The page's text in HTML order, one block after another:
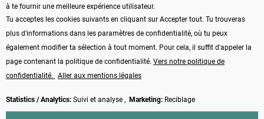
Carte d'extension GPIO V3.0
Contenu1 Stück
Bouclier de prototypage
à te fournir une meilleure expérience utilisateur.
Tu acceptes les cookies suivants en cliquant sur Accepter tout. Tu trouveras
plus d'informations dans les paramètres de confidentialité, où tu peux
également modifier ta sélection à tout moment. Pour cela, il suffit d'appeler la
page contenant la politique de confidentialité. Vers notre politique de
confidentialité.
Aller aux mentions légales
Statistics / Analytics: Suivi et analyse , Marketing: Reciblage